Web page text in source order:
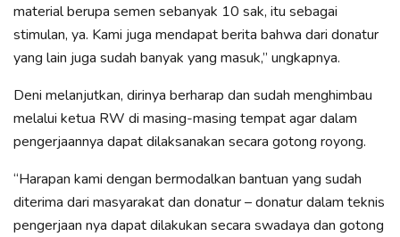
material berupa semen sebanyak 10 sak, itu sebagai
stimulan, ya. Kami juga mendapat berita bahwa dari donatur
yang lain juga sudah banyak yang masuk,” ungkapnya.
Deni melanjutkan, dirinya berharap dan sudah menghimbau
melalui ketua RW di masing-masing tempat agar dalam
pengerjaannya dapat dilaksanakan secara gotong royong.
“Harapan kami dengan bermodalkan bantuan yang sudah
diterima dari masyarakat dan donatur – donatur dalam teknis
pengerjaan nya dapat dilakukan secara swadaya dan gotong